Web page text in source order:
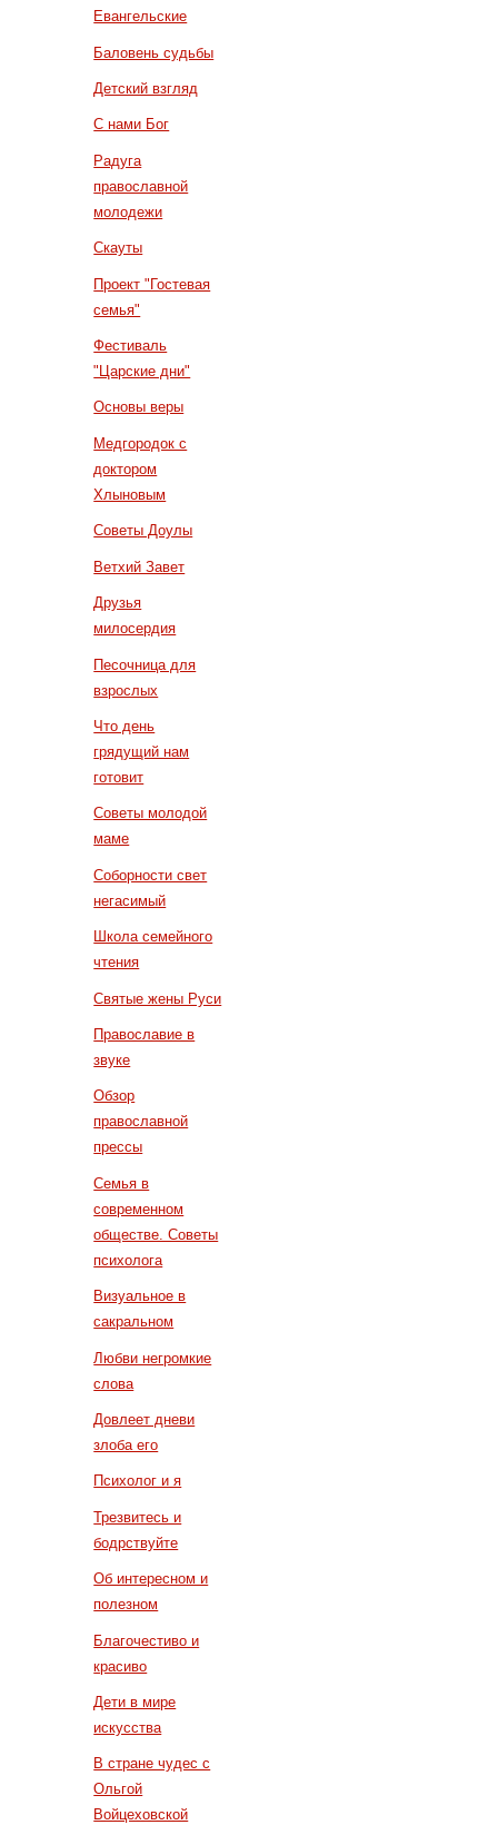
Евангельские
Баловень судьбы
Детский взгляд
С нами Бог
Радуга
православной
молодежи
Скауты
Проект "Гостевая
семья"
Фестиваль
"Царские дни"
Основы веры
Медгородок с
доктором
Хлыновым
Советы Доулы
Ветхий Завет
Друзья
милосердия
Песочница для
взрослых
Что день
грядущий нам
готовит
Советы молодой
маме
Соборности свет
негасимый
Школа семейного
чтения
Святые жены Руси
Православие в
звуке
Обзор
православной
прессы
Семья в
современном
обществе. Советы
психолога
Визуальное в
сакральном
Любви негромкие
слова
Довлеет дневи
злоба его
Психолог и я
Трезвитесь и
бодрствуйте
Об интересном и
полезном
Благочестиво и
красиво
Дети в мире
искусства
В стране чудес с
Ольгой
Войцеховской